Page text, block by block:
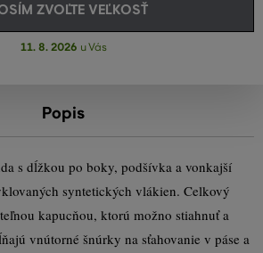
ZVOĽTE VEĽKOSŤ
11. 8. 2026 u Vás
Popis
s dĺžkou po boky, podšívka a vonkajší
syntetických vlákien. Celkový
kapucňou, ktorú možno stiahnuť a
vnútorné šnúrky na sťahovanie v páse a